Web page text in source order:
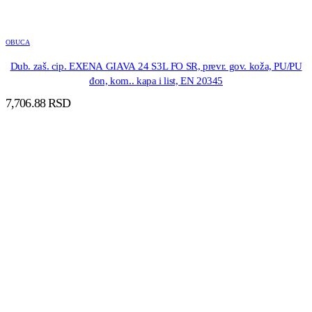
OBUCA
Dub. zaš. cip. EXENA GIAVA 24 S3L FO SR, prevr. gov. koža, PU/PU
đon, kom.. kapa i list, EN 20345
7,706.88RSD